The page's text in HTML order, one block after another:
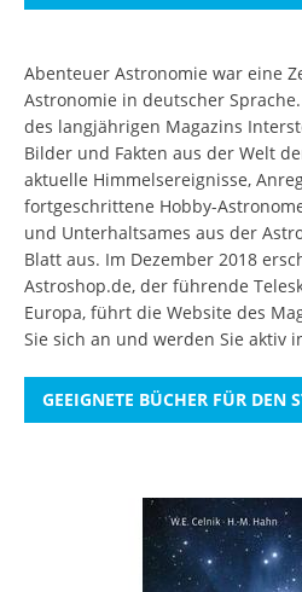
Abenteuer Astronomie war eine
Astronomie in deutscher
des langjährigen Magazins
Bilder und Fakten aus der Welt
aktuelle Himmelsereignisse,
fortgeschrittene Hobby-
und Unterhaltsames aus der
Blatt aus. Im Dezember 2018
Astroshop.de, der führende
Europa, führt die Website des
Sie sich an und werden Sie aktiv
GEEIGNETE BÜCHER FÜR DEN